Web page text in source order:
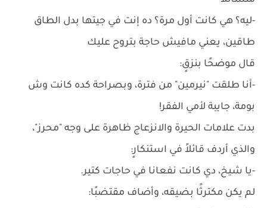
-ليه؟ هي كانت أول مرة؟ ده إنت في جيتها بدل الطاق
طاقين، يعني مافيش حاجة بتروح عليك
قال موضحًا بنزقٍ:
-أنا طلقت "نيرمين" من فترة، وبصراحة كده كانت وش
بومة، جايبة لأمي الفقر!
بدت علامات الحيرة والانزعاج ظاهرة على وجه "محرز"،
والذي أردف قائلاً في استنكارٍ:
-يا شيخ، دي كانت نفعانا في حاجات كتير.
لم يكن مكترثًا بضيقه، وأضاف مقتضبًا: